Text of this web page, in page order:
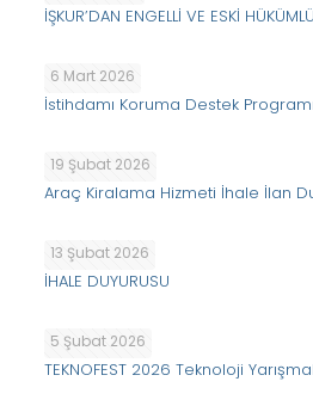
İŞKUR’DAN ENGELLİ VE ESKİ
6 Mart 2026
İstihdamı Koruma Destek
19 Şubat 2026
Araç Kiralama Hizmeti İhale İlan
13 Şubat 2026
İHALE DUYURUSU
5 Şubat 2026
TEKNOFEST 2026 Teknoloji